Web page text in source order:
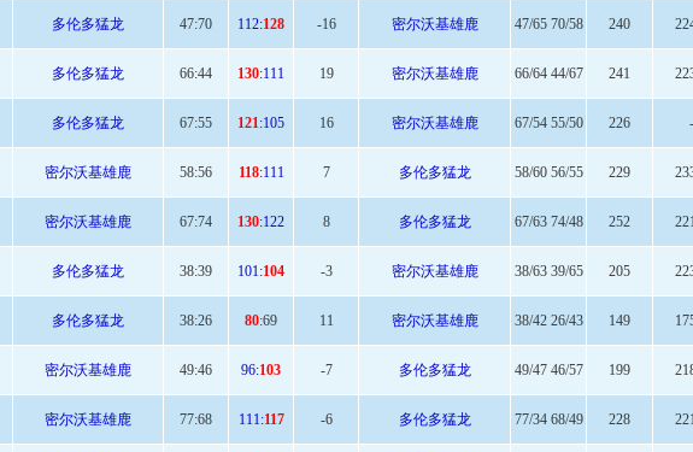
多伦多猛龙 47:70 112:128 -16 密尔沃基雄鹿 47/65 70/58 240
多伦多猛龙 66:44 130:111 19 密尔沃基雄鹿 66/64 44/67 241
多伦多猛龙 67 :55 121:105 16 密尔沃基雄鹿 67/54 55/50 226 -
密尔沃基雄鹿 58:56 118:111 7 多伦多猛龙 58/60 56/55 229
密尔沃基雄鹿 67:74 130:122 8 多伦多猛龙 67/63 74/48 252
多伦多猛龙 38:39 101:104 -3 密尔沃基雄鹿 38/63 39/65 205
多伦多猛龙 38:26 80:69 11 密尔沃基雄鹿 38/42 26/43 149
密尔沃基雄鹿 49:46 96:103 -7 多伦多猛龙 49/47 46/57 199
密尔沃基雄鹿 77 :68 111:117 -6 多伦多猛龙 77/34 68/49 228